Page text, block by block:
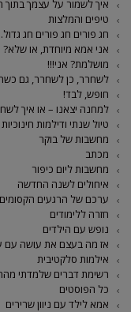
איך לשמור על עצמך בתוך
טיפים והמלצות
חג פורים חג פורים חג
אני אמא מיוחדת, או שלא?
מושלמת? אני!!!
לשחרר, כן לשחרר, גם
חופש, לבד!
למחנה יצאנו – או איך
טיול שנתי ודילמות חינוכיות
מחשבות של בוקר
מכתב
מחשבות ליום כיפור
איחולים לשנה החדשה
ערכם של הרגעים הקסומים
חזרה ללימודים
נופש עם הילדים
אז מה בעצם את עושה עם
אילמות סלקטיבית
רשימת דברים שלמדתי
כל הפוסטים
אמא לילד עם ניוון שרירים